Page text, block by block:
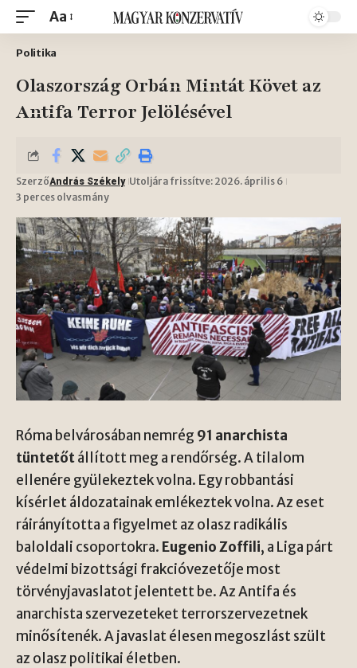
Aa
Politika
Olaszország Orbán Mintát Követ az
Antifa Terror Jelölésével
SzerzőAndrás Székely Utoljára frissítve: 2026. április 6
3 perces olvasmány
Róma belvárosában nemrég 91 anarchista
tüntetőtállított meg a rendőrség. A tilalom
ellenére gyülekeztek volna. Egy robbantási
kísérlet áldozatainak emlékeztek volna. Az eset
ráirányította a figyelmet az olasz radikális
baloldali csoportokra. Eugenio Zoffili, a Liga párt
védelmi bizottsági frakcióvezetője most
törvényjavaslatot jelentett be. Az Antifa és
anarchista szervezeteket terrorszervezetnek
minősítenék. A javaslat élesen megoszlást szült
az olasz politikai életben.